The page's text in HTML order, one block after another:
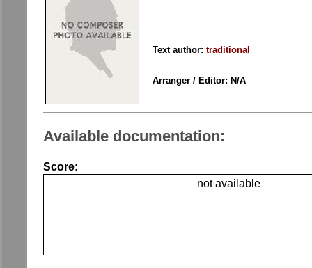
Text author: traditional
Arranger / Editor: N/A
Available documentation:
Score:
not available